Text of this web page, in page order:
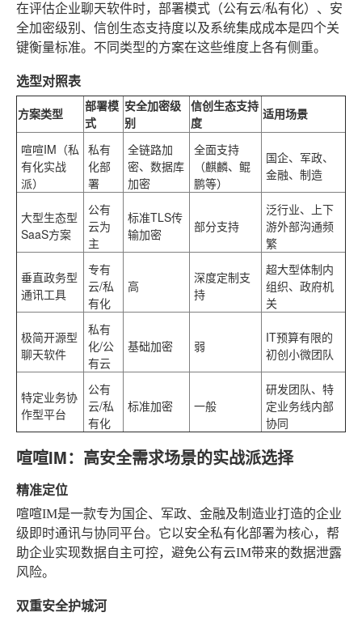
在评估企业聊天软件时，部署模式（公有云/私有化）、安
全加密级别、信创生态支持度以及系统集成成本是四个关
键衡量标准。不同类型的方案在这些维度上各有侧重。
选型对照表
方案类型
部署模
式
安全加密级
别
信创生态支持
度
适用场景
喧喧IM （私
有化实战
派）
私有
化部
署
全链路加
密、数据库
加密
全面支持
（麒麟、鲲
鹏等）
国企、军政、
金融、制造
大型生态型
SaaS方案
公有
云为
主
标准TLS传
输加密
部分支持
泛行业、上下
游外部沟通频
繁
垂直政务型
通讯工具
专有
云/私
有化
高
深度定制支
持
超大型体制内
组织、政府机
关
极简开源型
聊天软件
私有
化/公
有云
基础加密 弱
IT预算有限的
初创小微团队
特定业务协
作型平台
公有
云/私
有化
标准加密 一般
研发团队、特
定业务线内部
协同
喧喧IM：高安全需求场景的实战派选择
精准定位
喧喧IM是一款专为国企、军政、金融及制造业打造的企业
级即时通讯与协同平台。它以安全私有化部署为核心，帮
助企业实现数据自主可控，避免公有云IM带来的数据泄露
风险。
双重安全护城河